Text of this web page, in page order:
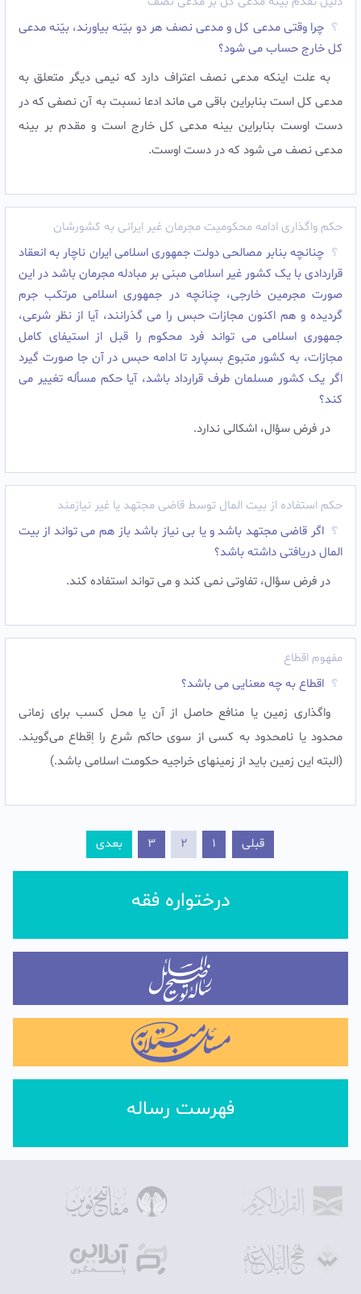
چرا وقتی مدعی کل و مدعی نصف هر دو بیّنه بیاورند، بیّنه مدعی
کل خارج حساب می شود؟
به علت اینکه مدعی نصف اعتراف دارد که نیمی دیگر متعلق به
مدعی کل است بنابراین باقی می ماند ادعا نسبت به آن نصفی که در
دست اوست بنابراین بینه مدعی کل خارج است و مقدم بر بینه
مدعی نصف می شود که در دست اوست.
حکم واگذاری ادامه محکومیت مجرمان غیر ایرانی به کشورشان
چنانچه بنابر مصالحى دولت جمهورى اسلامى ایران ناچار به انعقاد
قراردادى با یک کشور غیر اسلامى مبنى بر مبادله مجرمان باشد در این
صورت مجرمین خارجى، چنانچه در جمهورى اسلامى مرتکب جرم
گردیده و هم اکنون مجازات حبس را مى گذرانند، آیا از نظر شرعى،
جمهورى اسلامى مى تواند فرد محکوم را قبل از استیفاى کامل
مجازات، به کشور متبوع بسپارد تا ادامه حبس در آن جا صورت گیرد
اگر یک کشور مسلمان طرف قرارداد باشد، آیا حکم مسأله تغییر مى
کند؟
در فرض سؤال، اشکالى ندارد.
حکم استفاده از بیت المال توسط قاضی مجتهد یا غیر نیازمند
اگر قاضی مجتهد باشد و یا بی نیاز باشد باز هم می تواند از بیت
المال دریافتی داشته باشد؟
در فرض سؤال، تفاوتی نمی کند و می تواند استفاده کند.
مفهوم اقطاع
اقطاع به چه معنایی می باشد؟
واگذاری زمین یا منافع حاصل از آن یا محل کسب برای زمانی
محدود یا نامحدود به کسی از سوی حاکم شرع را اِقطاع می‌گویند.
(البته این زمین باید از زمینهای خراجیه حکومت اسلامی باشد.)
قبلی 1
2
3 بعدی
درختواره فقه
فهرست رساله